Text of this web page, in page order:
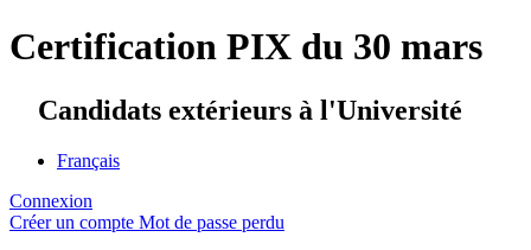
Certification PIX du 30 mars
Candidats extérieurs à l'Université
Français
Connexion
Créer un compte Mot de passe perdu